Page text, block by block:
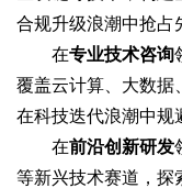
合规升级浪潮中抢占
在专业技术咨询
覆盖云计算、大数据
在科技迭代浪潮中规
在前沿创新研发
等新兴技术赛道，探